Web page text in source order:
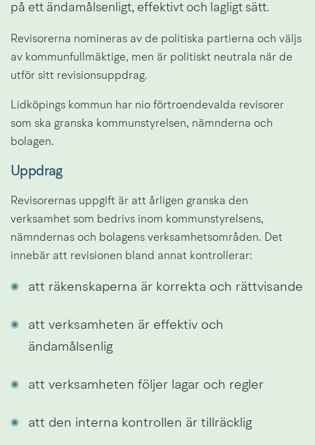
på ett ändamålsenligt, effektivt och lagligt sätt.
Revisorerna nomineras av de politiska partierna och väljs
av kommunfullmäktige, men är politiskt neutrala när de
utför sitt revisionsuppdrag.
Lidköpings kommun har nio förtroendevalda revisorer
som ska granska kommunstyrelsen, nämnderna och
bolagen.
Uppdrag
Revisorernas uppgift är att årligen granska den
verksamhet som bedrivs inom kommunstyrelsens,
nämndernas och bolagens verksamhetsområden. Det
innebär att revisionen bland annat kontrollerar:
att räkenskaperna är korrekta och rättvisande
att verksamheten är effektiv och
ändamålsenlig
att verksamheten följer lagar och regler
att den interna kontrollen är tillräcklig